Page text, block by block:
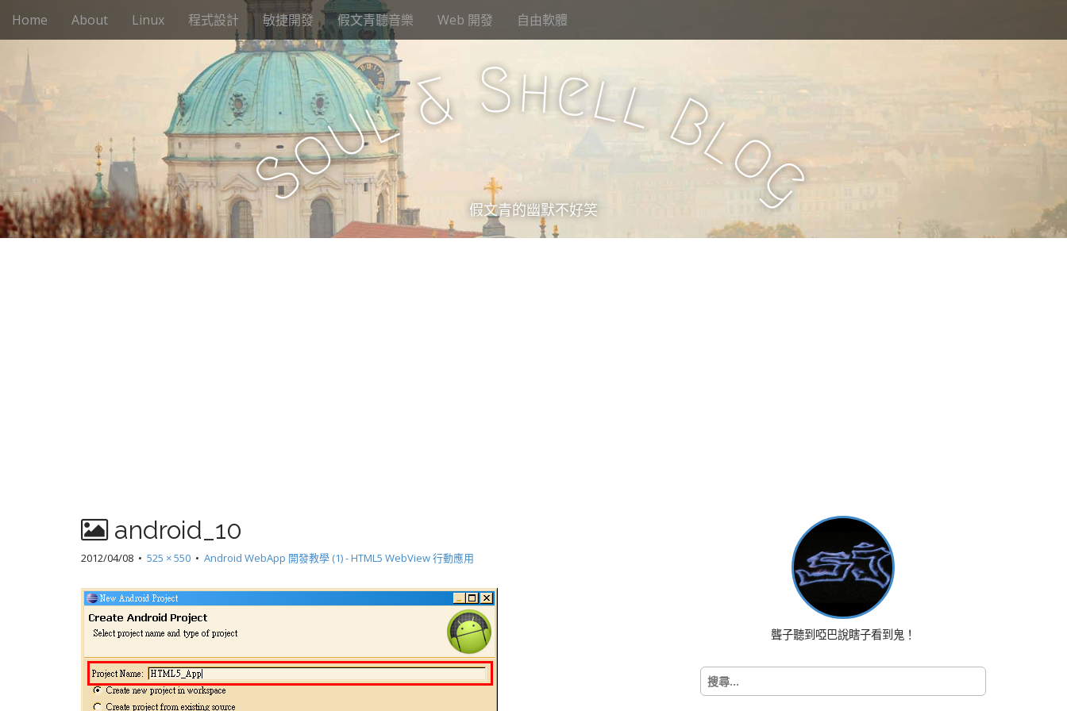
M
e
i
c
n
t
Home About Linux 程式設計 敏捷開發 假文青聽音樂 Web 開發 自由軟體
S
oul& Shell B
l
o
g
假文青的幽默不好笑
android_10
2012/04/08 • 525 × 550 • Android WebApp 開發教學 (1) - HTML5 WebView 行動應用
聾子聽到啞巴說瞎子看到鬼！
搜
尋